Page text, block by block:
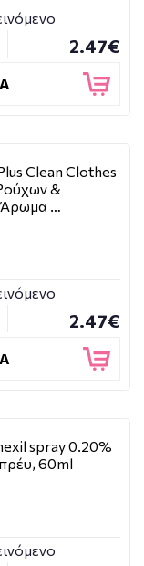
2.47€
Clean Clothes
&
…
2.47€
spray 0.20%
60ml